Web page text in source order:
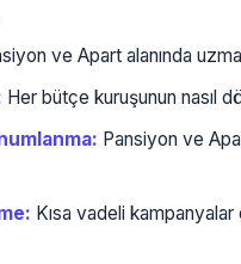
ve Apart alanında
Her bütçe kuruşunun nasıl
Pansiyon ve
Kısa vadeli